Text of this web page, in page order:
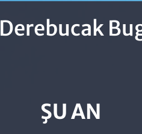
Derebucak
ŞU AN